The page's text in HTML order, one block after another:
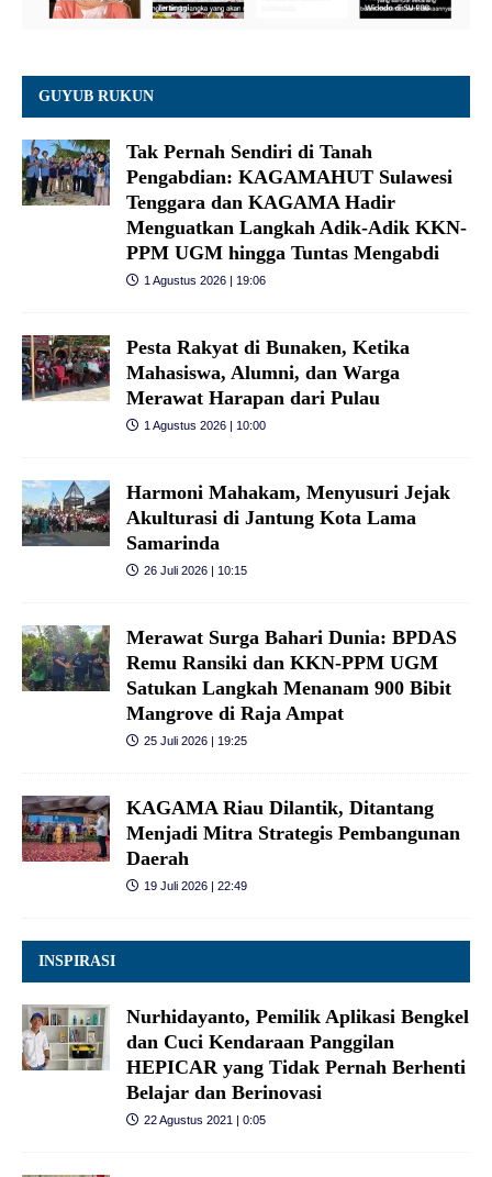
GUYUB RUKUN
Tak Pernah Sendiri di Tanah
Pengabdian: KAGAMAHUT Sulawesi
Tenggara dan KAGAMA Hadir
Menguatkan Langkah Adik-Adik KKN-
PPM UGM hingga Tuntas Mengabdi
1 Agustus 2026 | 19:06
Pesta Rakyat di Bunaken, Ketika
Mahasiswa, Alumni, dan Warga
Merawat Harapan dari Pulau
1 Agustus 2026 | 10:00
Harmoni Mahakam, Menyusuri Jejak
Akulturasi di Jantung Kota Lama
Samarinda
26 Juli 2026 | 10:15
Merawat Surga Bahari Dunia: BPDAS
Remu Ransiki dan KKN-PPM UGM
Satukan Langkah Menanam 900 Bibit
Mangrove di Raja Ampat
25 Juli 2026 | 19:25
KAGAMA Riau Dilantik, Ditantang
Menjadi Mitra Strategis Pembangunan
Daerah
19 Juli 2026 | 22:49
INSPIRASI
Nurhidayanto, Pemilik Aplikasi Bengkel
dan Cuci Kendaraan Panggilan
HEPICAR yang Tidak Pernah Berhenti
Belajar dan Berinovasi
22 Agustus 2021 | 0:05